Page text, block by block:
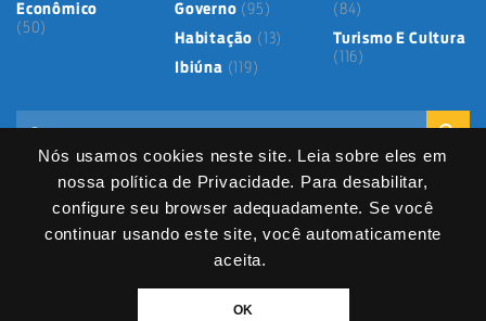
Nós usamos cookies neste site. Leia sobre eles em
nossa política de Privacidade. Para desabilitar,
configure seu browser adequadamente. Se você
continuar usando este site, você automaticamente
aceita.
OK
Econômico
(50)
Governo (95)
Habitação (13)
Ibiúna (119)
(84)
Turismo E Cultura
(116)
Mapa do Site Política de Privacidade
Termos de Uso
Serviços Digitais